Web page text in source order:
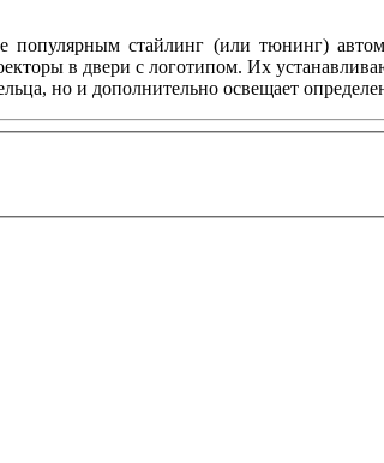
популярным стайлинг (или тюнинг)
в двери с логотипом. Их
но и дополнительно освещает